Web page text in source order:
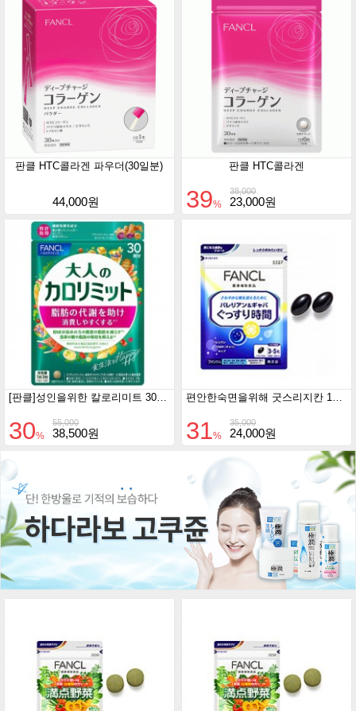
판클 HTC콜라겐 파우더(30일분)
44,000원
판클 HTC콜라겐
38,000
39% 23,000원
[판클]성인을위한 칼로리미트 30일분120정 칼로리밋트
55,000
30% 38,500원
편안한숙면을위해 굿스리지칸 150정
35,000
31% 24,000원